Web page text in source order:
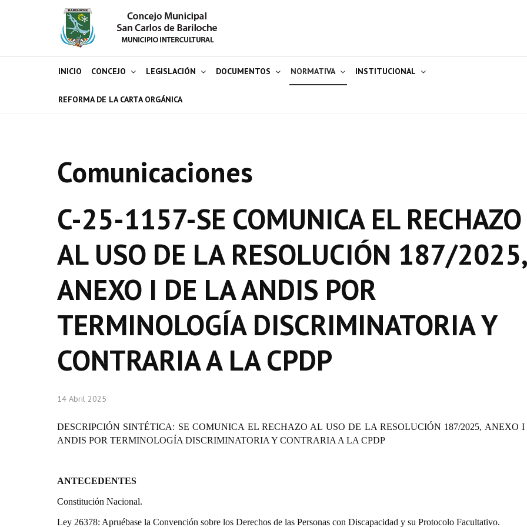
INICIO CONCEJO LEGISLACIÓN DOCUMENTOS NORMATIVA INSTITUCIONAL
REFORMA DE LA CARTA ORGÁNICA
Comunicaciones
C-25-1157-SE COMUNICA EL RECHAZO
AL USO DE LA RESOLUCIÓN 187/2025,
ANEXO I DE LA ANDIS POR
TERMINOLOGÍA DISCRIMINATORIA Y
CONTRARIA A LA CPDP
14 Abril 2025
DESCRIPCIÓN SINTÉTICA: SE COMUNICA EL RECHAZO AL USO DE LA RESOLUCIÓN 187/2025, ANEXO
ANDIS POR TERMINOLOGÍA DISCRIMINATORIA Y CONTRARIA A LA CPDP
ANTECEDENTES
Constitución Nacional.
Ley 26378: Apruébase la Convención sobre los Derechos de las Personas con Discapacidad y su Protocolo Facultativo.